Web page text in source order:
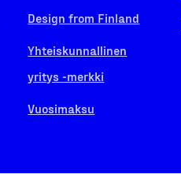
Design from Finland
Yhteiskunnallinen
yritys -merkki
Vuosimaksu